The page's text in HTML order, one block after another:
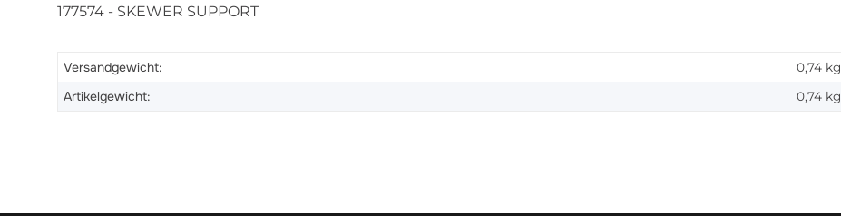
177574 - SKEWER SUPPORT
Versandgewicht: 0,74 kg
Artikelgewicht: 0,74 kg